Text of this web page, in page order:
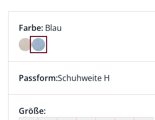
Farbauswahl:
Farbe: aktuell ausgewählt:
Blau
Farbe Blau ausgewählt
Dieser Artikel hat die Passform
Passform:Schuhweite H
Größenauswahl:
Größe:nichts ausgewählt